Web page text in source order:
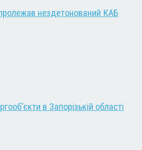
нездетонований КАБ
в Запорізькій області